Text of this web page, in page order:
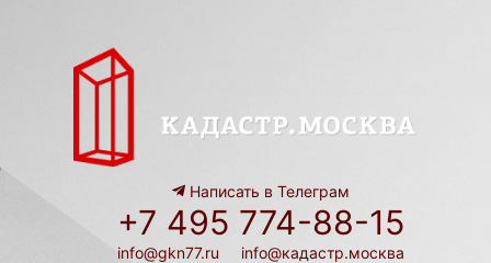
Написать в Телеграм
+7 495 774-88-15
info@gkn77.ru info@кадастр.москва